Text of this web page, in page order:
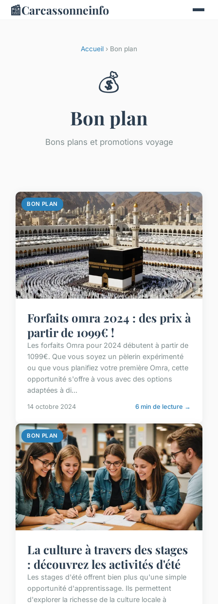
📰Carcassonneinfo
Accueil › Bon plan
💰
Bon plan
Bons plans et promotions voyage
BON PLAN
Forfaits omra 2024 : des prix à
partir de 1099€ !
Les forfaits Omra pour 2024 débutent à partir de
1099€. Que vous soyez un pèlerin expérimenté
ou que vous planifiez votre première Omra, cette
opportunité s'offre à vous avec des options
adaptées à di...
14 octobre 2024 6 min de lecture →
BON PLAN
La culture à travers des stages
: découvrez les activités d'été
Les stages d'été offrent bien plus qu'une simple
opportunité d'apprentissage. Ils permettent
d'explorer la richesse de la culture locale à